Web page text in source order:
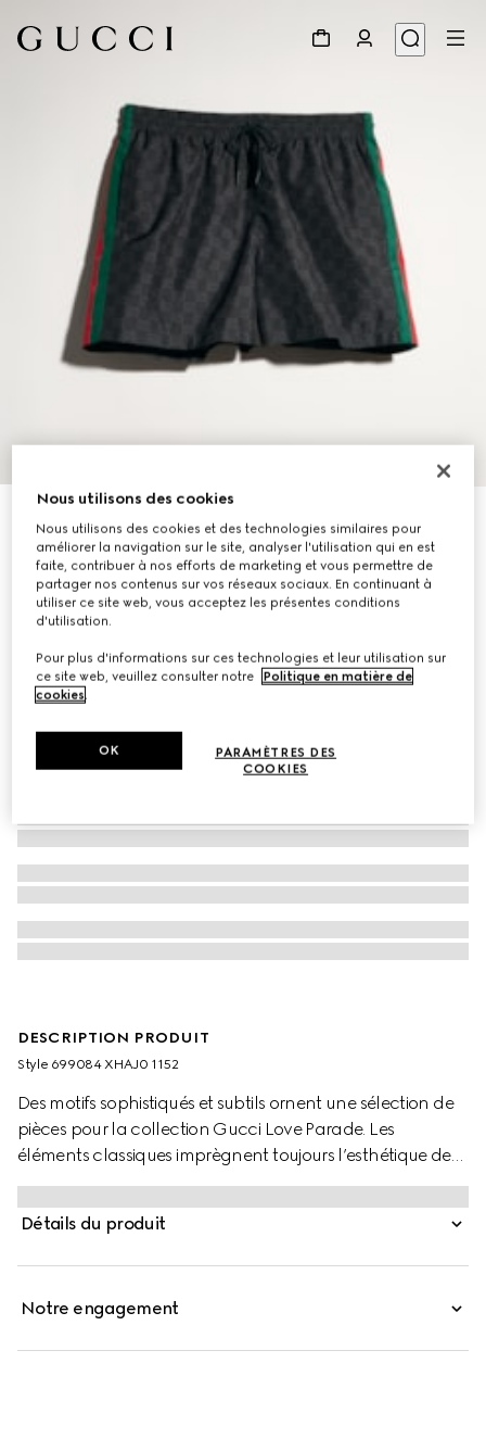
€ 680
DESCRIPTION PRODUIT
Style ‎699084 XHAJ0 1152
Des motifs sophistiqués et subtils ornent une sélection de
pièces pour la collection Gucci Love Parade. Les
éléments classiques imprègnent toujours l’esthétique de
la Maison, se mêlant harmonieusement au style
contemporain pour créer une garde-robe modernisée,
mais jamais démodée. Ce short en nylon présente un
Détails du produit
Notre engagement
Nous utilisons des cookies
Nous utilisons des cookies et des technologies similaires pour
améliorer la navigation sur le site, analyser l'utilisation qui en est
faite, contribuer à nos efforts de marketing et vous permettre de
partager nos contenus sur vos réseaux sociaux. En continuant à
utiliser ce site web, vous acceptez les présentes conditions
d'utilisation.
Pour plus d'informations sur ces technologies et leur utilisation sur
ce site web, veuillez consulter notre
Politique en matière de
cookies.
PARAMÈTRES DES
COOKIES
OK